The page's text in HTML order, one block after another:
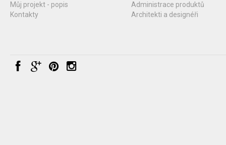
Můj projekt - popis
Kontakty
Administrace produktů
Architekti a designéři